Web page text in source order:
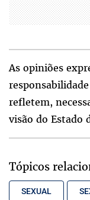
As opiniões
refletem,
visão do Estado
Tópicos
SEXUAL